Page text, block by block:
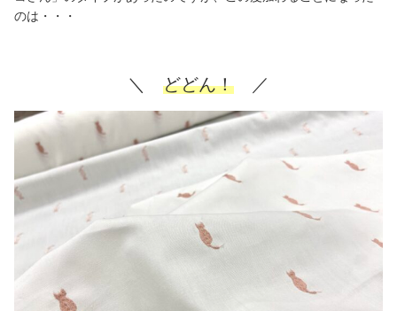
のは・・・
＼ どどん！ ／